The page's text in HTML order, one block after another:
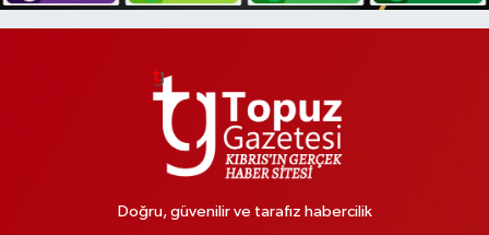
Doğru, güvenilir ve tarafız habercilik